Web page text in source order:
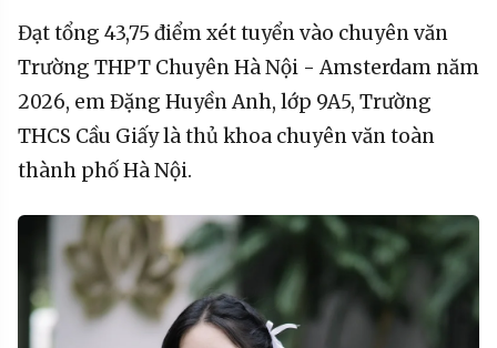
Đạt tổng 43,75 điểm xét tuyển vào chuyên văn
Trường THPT Chuyên Hà Nội - Amsterdam năm
2026, em Đặng Huyền Anh, lớp 9A5, Trường
THCS Cầu Giấy là thủ khoa chuyên văn toàn
thành phố Hà Nội.